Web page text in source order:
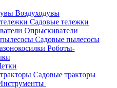
Воздуходувы
Садовые тележки
Опрыскиватели
Садовые пылесосы
Роботы-
Садовые тракторы